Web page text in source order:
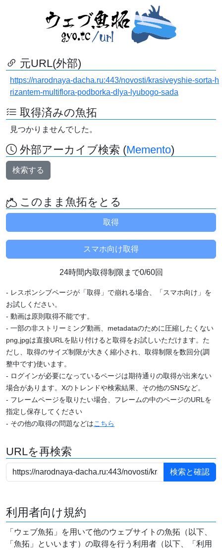
元URL(外部)
https://narodnaya-dacha.ru:443/novosti/krasiveyshie-sorta-h
rizantem-multiflora-podborka-dlya-lyubogo-sada
取得済みの魚拓
見つかりませんでした。
外部アーカイブ検索 (Memento)
検索する
このまま魚拓をとる
24時間内取得制限まで0/60回
- レスポンシブページが「取得」で崩れる場合、「スマホ向け」を
お試しください。
- 動画は原則取得不能です。
- 一部の非ストリーミング動画、metadataのために圧縮したくない
png,jpgは直接URLを貼り付けると取得をお試しいただけます。た
だし、取得のサイズ制限が大きく縮小され、取得制限を数回分(調
整中です)使います。
- ログインが必要になっているページは期待通りの取得が出来ない
場合があります。Xのトレンドや検索結果、その他のSNSなど。
- フレームページを取りたい場合、フレームの中のページのURLを
指定し保存してください
- その他の取得の問題などはこちら
URLを再検索
利用者向け規約
「ウェブ魚拓」を用いて他のウェブサイトの魚拓（以下、
「魚拓」といいます）の取得を行う利用者（以下、「利用